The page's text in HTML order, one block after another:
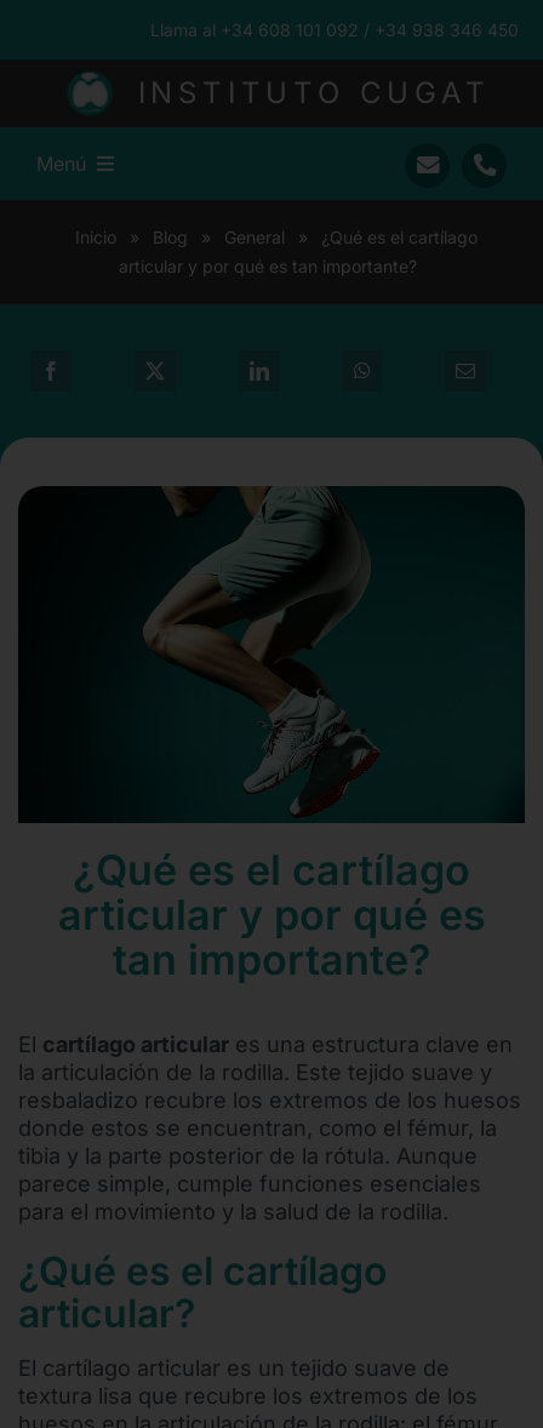
contenido
Llama al +34 608 101 092 / +34 938 346 450
INSTITUTO CUGAT
Menú
Ramón Cugat
Traumatología
Inicio » Blog » General »
¿Qué es el cartílago
articular y por qué es tan importante?
¿Qué es el cartílago
articular y por qué es
tan importante?
El cartílago articular es una estructura clave en
la articulación de la rodilla. Este tejido suave y
resbaladizo recubre los extremos de los huesos
donde estos se encuentran, como el fémur, la
tibia y la parte posterior de la rótula. Aunque
parece simple, cumple funciones esenciales
para el movimiento y la salud de la rodilla.
¿Qué es el cartílago
articular?
El cartílago articular es un tejido suave de
textura lisa que recubre los extremos de los